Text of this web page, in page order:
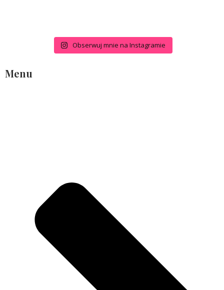
Obserwuj mnie na Instagramie
Menu